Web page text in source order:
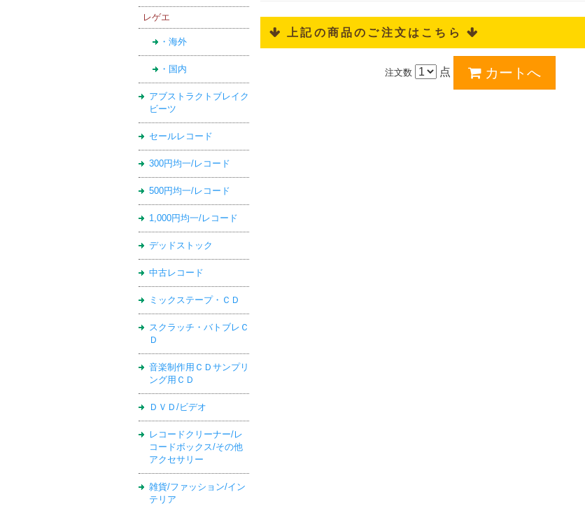
レゲエ
・海外
・国内
アブストラクトブレイク
ビーツ
セールレコード
300円均一/レコード
500円均一/レコード
1,000円均一/レコード
デッドストック
中古レコード
ミックステープ・ＣＤ
スクラッチ・バトブレＣ
Ｄ
音楽制作用ＣＤサンプリ
ング用ＣＤ
ＤＶＤ/ビデオ
レコードクリーナー/レ
コードボックス/その他
アクセサリー
雑貨/ファッション/イン
テリア
 上記の商品のご注文はこちら 
注文数 点